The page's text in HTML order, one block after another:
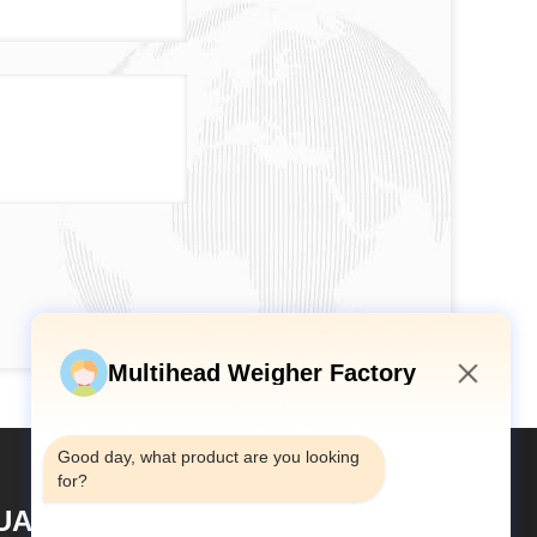
TOUPACK
Multihead Weigher Factory
Good day, what product are you looking
for?